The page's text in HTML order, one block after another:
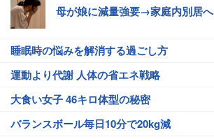
母が娘に減量強要→家庭内別居へ
睡眠時の悩みを解消する過ごし方
運動より代謝 人体の省エネ戦略
大食い女子 46キロ体型の秘密
バランスボール毎日10分で20kg減